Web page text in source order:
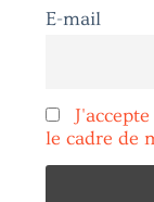
E-mail
le cadre de